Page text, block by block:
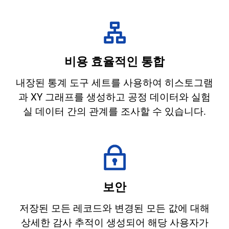
비용 효율적인 통합
내장된 통계 도구 세트를 사용하여 히스토그램
과 XY 그래프를 생성하고 공정 데이터와 실험
실 데이터 간의 관계를 조사할 수 있습니다.
보안
저장된 모든 레코드와 변경된 모든 값에 대해
상세한 감사 추적이 생성되어 해당 사용자가